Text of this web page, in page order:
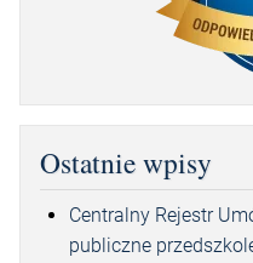
Ostatnie wpisy
Centralny Rejestr
publiczne